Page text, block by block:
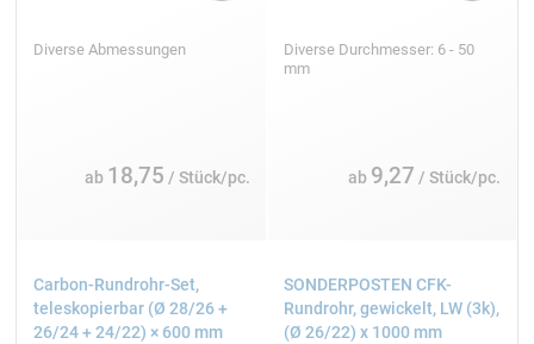
Diverse Abmessungen
ab 18,75 / Stück/pc.
Diverse Durchmesser: 6 - 50
mm
ab 9,27 / Stück/pc.
Carbon-Rundrohr-Set,
teleskopierbar (Ø 28/26 +
26/24 + 24/22) × 600 mm
SONDERPOSTEN CFK-
Rundrohr, gewickelt, LW (3k),
(Ø 26/22) x 1000 mm